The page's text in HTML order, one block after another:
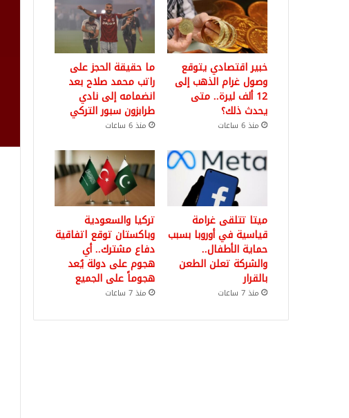
خبير اقتصادي يتوقع
وصول غرام الذهب إلى
12 ألف ليرة.. متى
يحدث ذلك؟
منذ 6 ساعات
ما حقيقة الحجز على
راتب محمد صلاح بعد
انضمامه إلى نادي
طرابزون سبور التركي
منذ 6 ساعات
ميتا تتلقى غرامة
قياسية في أوروبا بسبب
حماية الأطفال..
والشركة تعلن الطعن
بالقرار
منذ 7 ساعات
تركيا والسعودية
وباكستان توقع اتفاقية
دفاع مشترك.. أي
هجوم على دولة يُعد
هجوماً على الجميع
منذ 7 ساعات